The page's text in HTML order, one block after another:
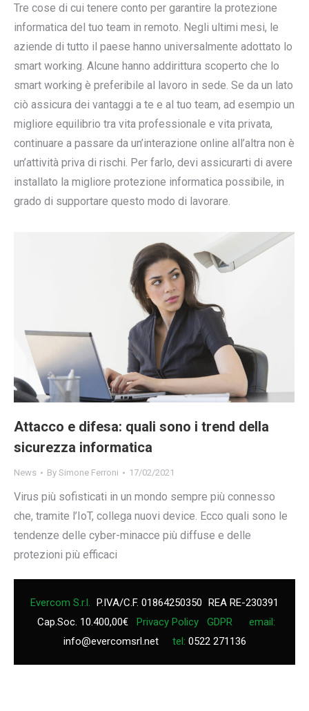
Tre cose di cui tenere conto per garantire la protezione
informatica del tuo team in remoto. Negli ultimi mesi, le
aziende di tutto il paese hanno universalmente adottato lo
smart working. Alcune hanno addirittura scoperto che lo
smart working è preferibile al lavoro in sede. Se da un lato
ciò assicura dei vantaggi a te e al tuo team, ad esempio un
migliore equilibrio tra vita professionale e vita privata,
continuare a passare da un’interazione online all’altra non è
un’attività priva di rischi. Per farlo, devi assicurarti di avere
installato la migliore protezione informatica possibile, in
grado di supportare questo modo di lavorare.
Attacco e difesa: quali sono i trend della
sicurezza informatica
News By Simone Ferroni 17/02/2021
Virus più sofisticati in un mondo sempre più connesso
che, tramite l’IoT, collega nuovi device. Ecco quali sono le
tendenze delle cyber-minacce più diffuse e delle
protezioni più efficaci
Evercom S.r.l. P.IVA/C.F. 01864250350 REA RE-230391
Cap.Soc. 10.400,00€
Privacy Policy GDPR
email:
info@evercomsrl.net
tel: 0522 271136